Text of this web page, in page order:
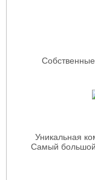
Уникальная
Самый большой